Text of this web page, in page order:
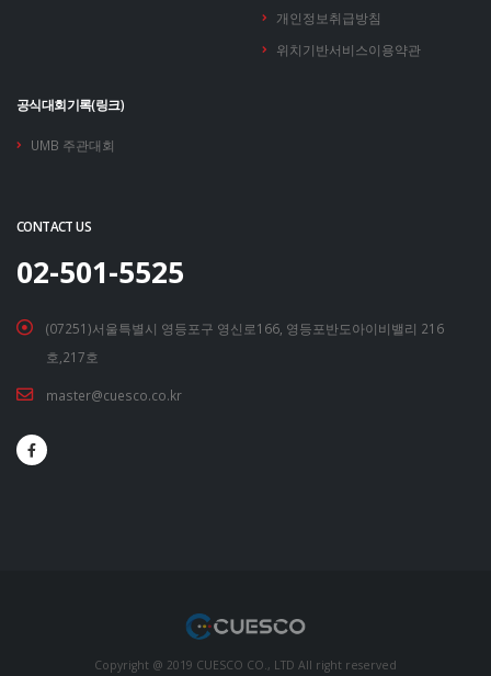
개인정보취급방침
위치기반서비스이용약관
공식대회기록(링크)
UMB 주관대회
CONTACT US
02-501-5525
(07251)서울특별시 영등포구 영신로166, 영등포반도아이비밸리 216
호,217호
master@cuesco.co.kr
Copyright @ 2019 CUESCO CO., LTD All right reserved